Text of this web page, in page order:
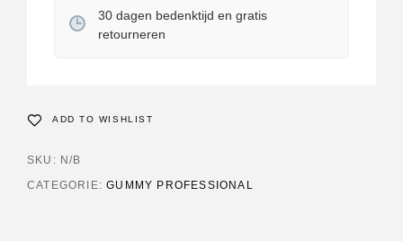
30 dagen bedenktijd en gratis
retourneren
ADD TO WISHLIST
SKU: N/B
CATEGORIE:GUMMY PROFESSIONAL